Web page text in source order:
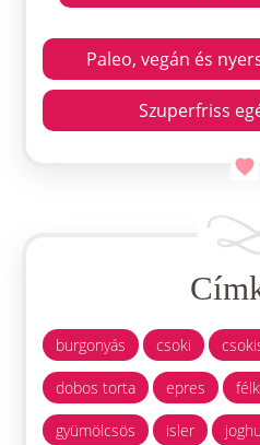
Paleo, vegán és
Szuperfriss
burgonyás csoki
dobos torta epres
gyümölcsös isler